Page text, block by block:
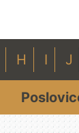
H I J